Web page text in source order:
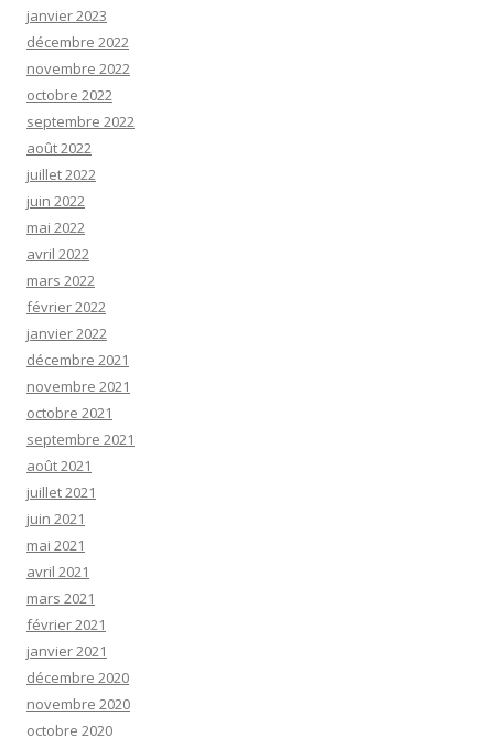
janvier 2023
décembre 2022
novembre 2022
octobre 2022
septembre 2022
août 2022
juillet 2022
juin 2022
mai 2022
avril 2022
mars 2022
février 2022
janvier 2022
décembre 2021
novembre 2021
octobre 2021
septembre 2021
août 2021
juillet 2021
juin 2021
mai 2021
avril 2021
mars 2021
février 2021
janvier 2021
décembre 2020
novembre 2020
octobre 2020